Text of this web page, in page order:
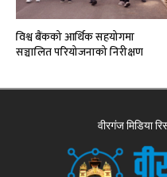
विश्व बैंकको आर्थिक सहयोगमा
सञ्चालित परियोजनाको निरीक्षण
वीरगंज मिडिया